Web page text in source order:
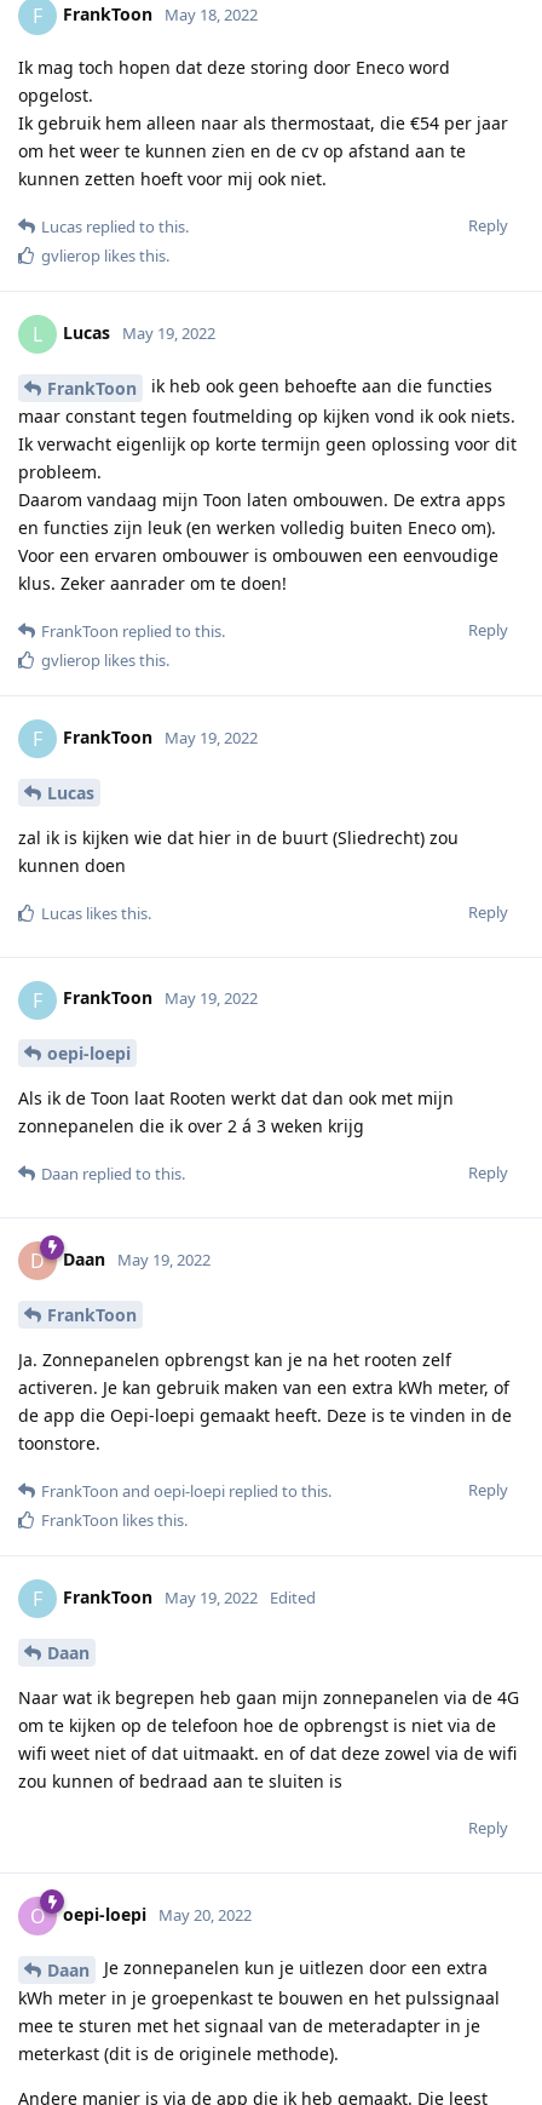
F FrankToon May 18, 2022
Ik mag toch hopen dat deze storing door Eneco word
opgelost.
Ik gebruik hem alleen naar als thermostaat, die €54 per jaar
om het weer te kunnen zien en de cv op afstand aan te
kunnen zetten hoeft voor mij ook niet.
Reply
Lucas replied to this.
gvlierop likes this.
L Lucas May 19, 2022
FrankToon
ik heb ook geen behoefte aan die functies
maar constant tegen foutmelding op kijken vond ik ook niets.
Ik verwacht eigenlijk op korte termijn geen oplossing voor dit
probleem.
Daarom vandaag mijn Toon laten ombouwen. De extra apps
en functies zijn leuk (en werken volledig buiten Eneco om).
Voor een ervaren ombouwer is ombouwen een eenvoudige
klus. Zeker aanrader om te doen!
Reply
FrankToon replied to this.
gvlierop likes this.
F FrankToon May 19, 2022
Lucas
zal ik is kijken wie dat hier in de buurt (Sliedrecht) zou
kunnen doen
Reply
Lucas likes this.
F FrankToon May 19, 2022
oepi-loepi
Als ik de Toon laat Rooten werkt dat dan ook met mijn
zonnepanelen die ik over 2 á 3 weken krijg
Reply
Daan replied to this.
D Daan May 19, 2022
FrankToon
Ja. Zonnepanelen opbrengst kan je na het rooten zelf
activeren. Je kan gebruik maken van een extra kWh meter, of
de app die Oepi-loepi gemaakt heeft. Deze is te vinden in de
toonstore.
Reply
FrankToon and oepi-loepi replied to this.
FrankToon likes this.
F FrankToon May 19, 2022 Edited
Daan
Naar wat ik begrepen heb gaan mijn zonnepanelen via de 4G
om te kijken op de telefoon hoe de opbrengst is niet via de
wifi weet niet of dat uitmaakt. en of dat deze zowel via de wifi
zou kunnen of bedraad aan te sluiten is
Reply
O oepi-loepi May 20, 2022
Daan
Je zonnepanelen kun je uitlezen door een extra
kWh meter in je groepenkast te bouwen en het pulssignaal
mee te sturen met het signaal van de meteradapter in je
meterkast (dit is de originele methode).
Andere manier is via de app die ik heb gemaakt. Die leest